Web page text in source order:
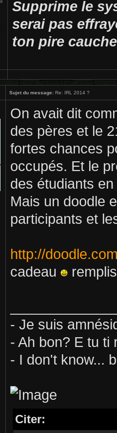
Supprime le
serai pas
ton pire
Sujet du message: Re: IRL 2014 ?
On avait dit
des pères et le
fortes chances
occupés. Et le
des étudiants
Mais un doodle
participants et
http://
cadeau
- Je suis
- Ah bon? E tu ti
- I don't know...
Citer: